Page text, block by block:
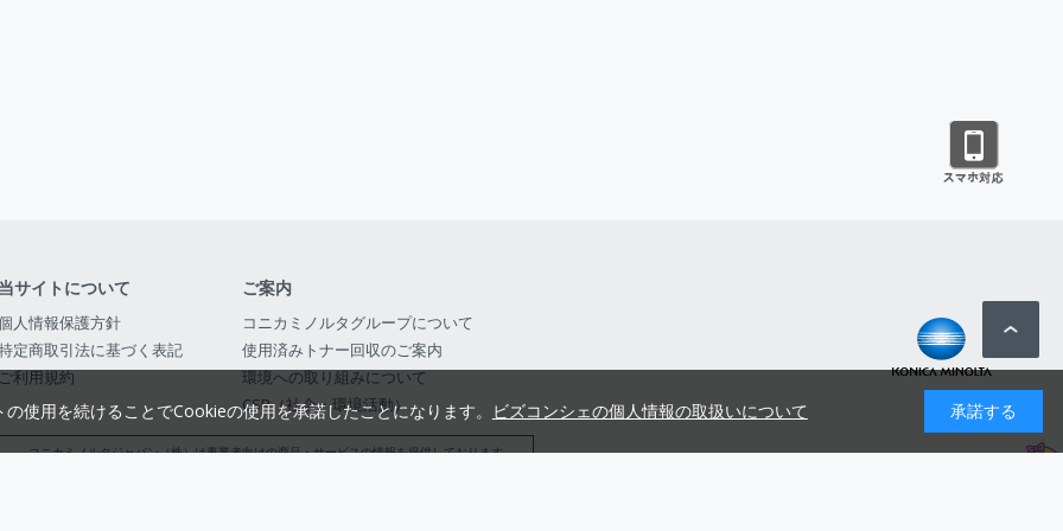
サイトについて
人情報保護方針
定商取引法に基づく表記
利用規約
ご案内
コニカミノルタグループについて
使用済みトナー回収のご案内
環境への取り組みについて
CSR（社会・環境活動）
コニカミノルタジャパン（株）は事業者向けの商品・サービスの情報を提供しております
使用を続けることでCookieの使用を承諾したことになります。 ビズコンシェの個人情報の取扱いについて 承諾する